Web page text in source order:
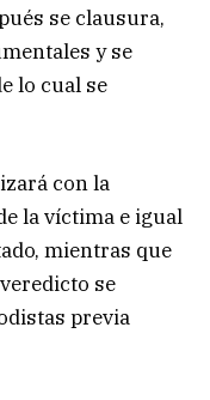
se clausura,
y se
lo cual se
con la
la víctima e igual
mientras que
se
previa